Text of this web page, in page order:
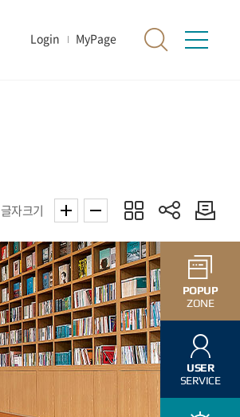
Login MyPage
글자크기
POPUP
ZONE
USER
SERVICE